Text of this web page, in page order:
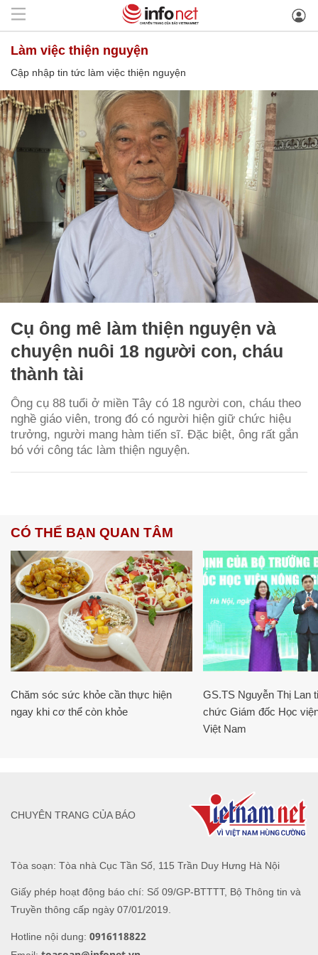
làm việc thiện nguyện
Cập nhập tin tức làm việc thiện nguyện
Cụ ông mê làm thiện nguyện và
chuyện nuôi 18 người con, cháu
thành tài
Ông cụ 88 tuổi ở miền Tây có 18 người con, cháu theo
nghề giáo viên, trong đó có người hiện giữ chức hiệu
trưởng, người mang hàm tiến sĩ. Đặc biệt, ông rất gắn
bó với công tác làm thiện nguyện.
CÓ THỂ BẠN QUAN TÂM
Chăm sóc sức khỏe cần thực hiện
ngay khi cơ thể còn khỏe
GS.TS Nguyễn Thị Lan
chức Giám đốc Học
Việt Nam
Tòa soạn: Tòa nhà Cục Tần Số, 115 Trần Duy Hưng Hà Nội
Giấy phép hoạt động báo chí: Số 09/GP-BTTTT, Bộ Thông tin và
Truyền thông cấp ngày 07/01/2019.
Hotline nội dung: 0916118822
CHUYÊN TRANG CỦA BÁO